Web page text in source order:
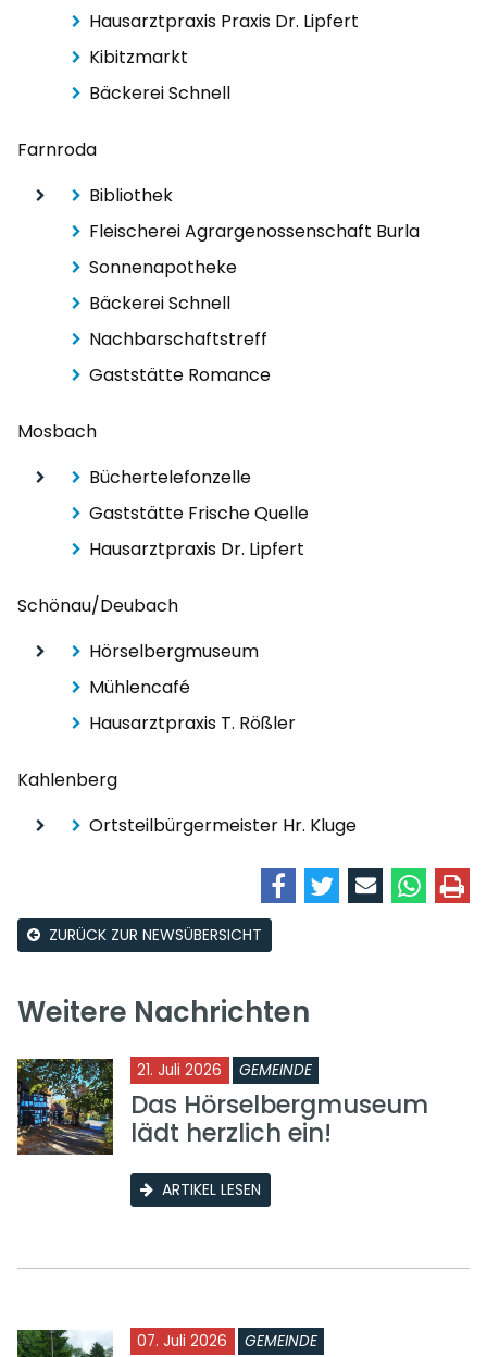
Hausarztpraxis Praxis Dr. Lipfert
Kibitzmarkt
Bäckerei Schnell
Farnroda
Bibliothek
Fleischerei Agrargenossenschaft Burla
Sonnenapotheke
Bäckerei Schnell
Nachbarschaftstreff
Gaststätte Romance
Mosbach
Büchertelefonzelle
Gaststätte Frische Quelle
Hausarztpraxis Dr. Lipfert
Schönau/Deubach
Hörselbergmuseum
Mühlencafé
Hausarztpraxis T. Rößler
Kahlenberg
Ortsteilbürgermeister Hr. Kluge
ZURÜCK ZUR NEWSÜBERSICHT
Weitere Nachrichten
21. Juli 2026 GEMEINDE
Das Hörselbergmuseum
lädt herzlich ein!
ARTIKEL LESEN
07. Juli 2026 GEMEINDE